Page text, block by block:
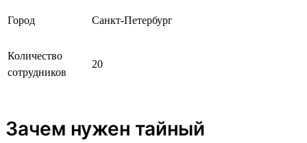
Город Санкт-Петербург
Количество
сотрудников
20
Зачем нужен тайный